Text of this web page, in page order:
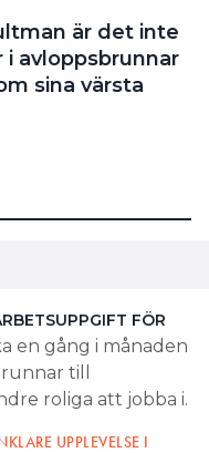
är det inte
avloppsbrunnar
sina värsta
FÖR
en gång i månaden
till
roliga att jobba i.
UPPLEVELSE I